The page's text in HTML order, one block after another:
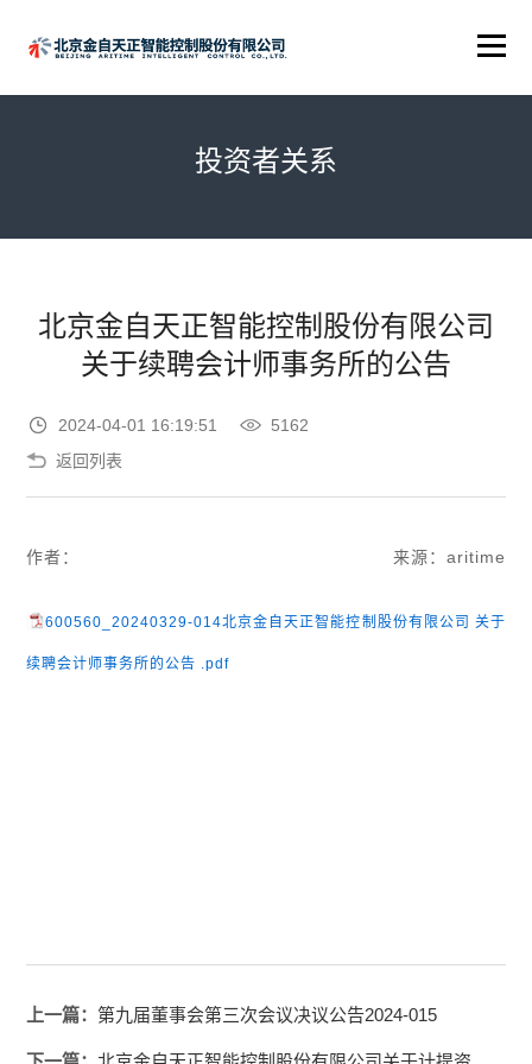
投资者关系
北京金自天正智能控制股份有限公司
关于续聘会计师事务所的公告
2024-04-01 16:19:51
5162
返回列表
作者： 来源：aritime
600560_20240329-014北京金自天正智能控制股份有限公司 关于
续聘会计师事务所的公告 .pdf
上一篇： 第九届董事会第三次会议决议公告2024-015